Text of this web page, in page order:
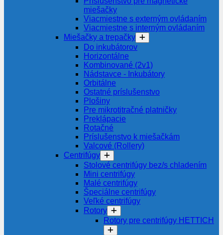
miešačky
Viacmiestne s externým ovládaním
Viacmiestne s interným ovládaním
Miešačky a trepačky
Do inkubátorov
Horizontálne
Kombinované (2v1)
Nádstavce - Inkubátory
Orbitálne
Ostatné príslušenstvo
Plošiny
Pre mikrotitračné platničky
Preklápacie
Rotačné
Príslušenstvo k miešačkám
Valcové (Rollery)
Centrifúgy
Stolové centrifúgy bez/s chladením
Mini centrifúgy
Malé centrifúgy
Špeciálne centrifúgy
Veľké centrifúgy
Rotory
Rotory pre centrifúgy HETTICH